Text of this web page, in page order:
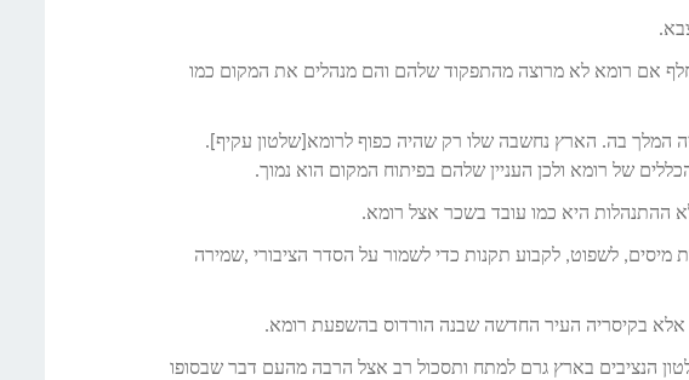
אם רומא לא מרוצה מהתפקוד שלהם והם מנהלים את המקום כמו
המלך בה. הארץ נחשבה שלו רק שהיה כפוף לרומא[שלטון עקיף].
של רומא ולכן העניין שלהם בפיתוח המקום הוא נמוך.
ההתנהלות היא כמו עובד בשכר אצל רומא.
מיסים, לשפוט, לקבוע תקנות כדי לשמור על הסדר הציבורי ,שמירה
אלא בקיסריה העיר החדשה שבנה הורדוס בהשפעת רומא.
הנציבים בארץ גרם למתח ותסכול רב אצל הרבה מהעם דבר שבסופו